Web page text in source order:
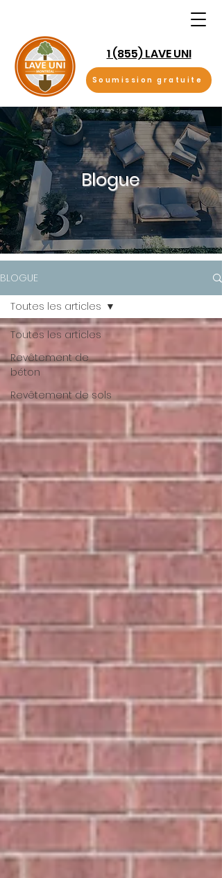
Soumission gratuite
1 (855) LAVE UNI
Blogue
BLOGUE
Toutes les articles
Revêtement de
béton
Revêtement de sols
Toutes les articles